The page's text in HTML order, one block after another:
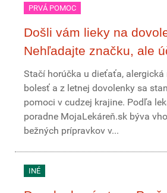
PRVÁ POMOC
Došli vám lieky na
Nehľadajte značku, ale
Stačí horúčka u dieťaťa, alergická
bolesť a z letnej dovolenky sa
pomoci v cudzej krajine. Podľa
poradne MojaLekáreň.sk býva
bežných prípravkov v...
INÉ